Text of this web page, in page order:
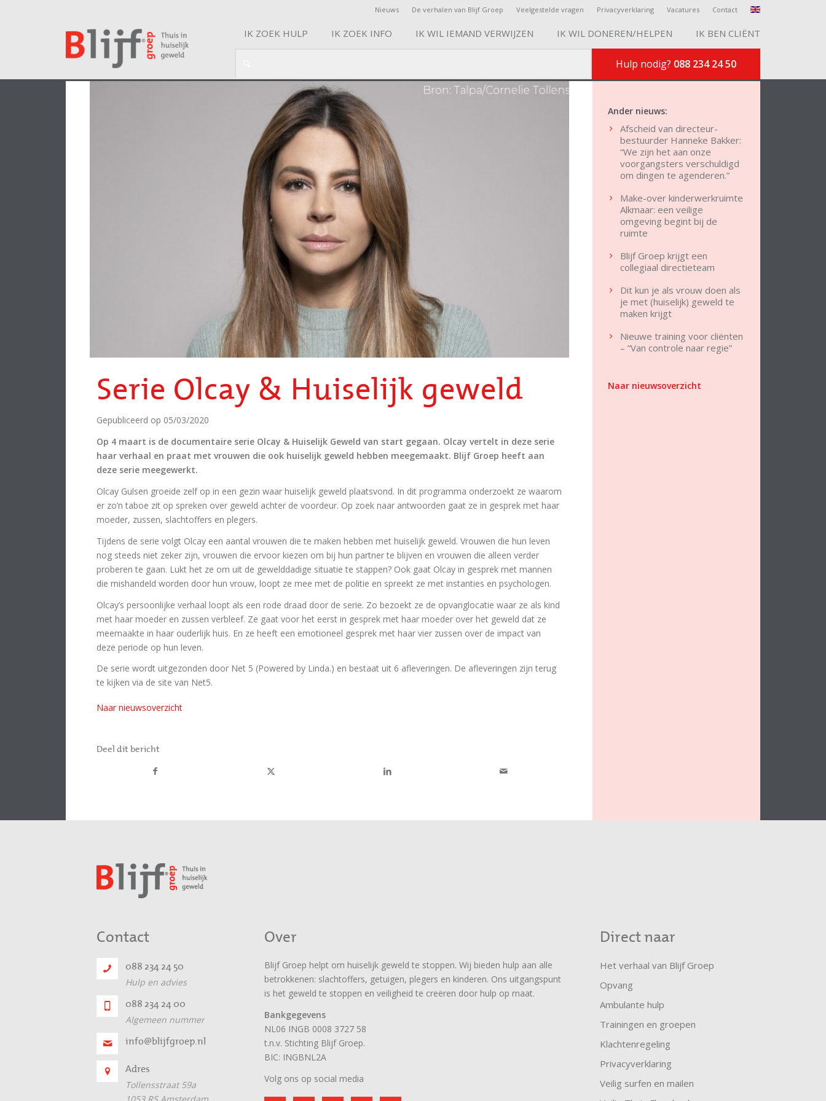
Nieuws De verhalen van Blijf Groep Veelgestelde vragen Privacyverklaring Vacatures Contact
Hulp nodig? 088 234 24 50
IK ZOEK HULP IK ZOEK INFO IK WIL IEMAND VERWIJZEN IK WIL DONEREN/HELPEN IK BEN CLIËNT
Serie Olcay & Huiselijk geweld
Gepubliceerd op 05/03/2020
Op 4 maart is de documentaire serie Olcay & Huiselijk Geweld van start gegaan. Olcay vertelt in deze serie
haar verhaal en praat met vrouwen die ook huiselijk geweld hebben meegemaakt. Blijf Groep heeft aan
deze serie meegewerkt.
Olcay Gulsen groeide zelf op in een gezin waar huiselijk geweld plaatsvond. In dit programma onderzoekt ze waarom
er zo’n taboe zit op spreken over geweld achter de voordeur. Op zoek naar antwoorden gaat ze in gesprek met haar
moeder, zussen, slachtoffers en plegers.
Tijdens de serie volgt Olcay een aantal vrouwen die te maken hebben met huiselijk geweld. Vrouwen die hun leven
nog steeds niet zeker zijn, vrouwen die ervoor kiezen om bij hun partner te blijven en vrouwen die alleen verder
proberen te gaan. Lukt het ze om uit de gewelddadige situatie te stappen? Ook gaat Olcay in gesprek met mannen
die mishandeld worden door hun vrouw, loopt ze mee met de politie en spreekt ze met instanties en psychologen.
Olcay’s persoonlijke verhaal loopt als een rode draad door de serie. Zo bezoekt ze de opvanglocatie waar ze als kind
met haar moeder en zussen verbleef. Ze gaat voor het eerst in gesprek met haar moeder over het geweld dat ze
meemaakte in haar ouderlijk huis. En ze heeft een emotioneel gesprek met haar vier zussen over de impact van
deze periode op hun leven.
De serie wordt uitgezonden door Net 5 (Powered by Linda.) en bestaat uit 6 afleveringen. De afleveringen zijn terug
te kijken via de site van Net5.
Naar nieuwsoverzicht
Deel dit bericht
Ander nieuws:
Afscheid van directeur-
bestuurder Hanneke Bakker:
“We zijn het aan onze
voorgangsters verschuldigd
om dingen te agenderen.”
Make-over kinderwerkruimte
Alkmaar: een veilige
omgeving begint bij de
ruimte
Blijf Groep krijgt een
collegiaal directieteam
Dit kun je als vrouw doen als
je met (huiselijk) geweld te
maken krijgt
Nieuwe training voor cliënten
– “Van controle naar regie”
Naar nieuwsoverzicht
Contact
088 234 24 50
Hulp en advies
088 234 24 00
Algemeen nummer
info@blijfgroep.nl
Adres
Tollensstraat 59a
Over
Blijf Groep helpt om huiselijk geweld te stoppen. Wij bieden hulp aan alle
betrokkenen: slachtoffers, getuigen, plegers en kinderen. Ons uitgangspunt
is het geweld te stoppen en veiligheid te creëren door hulp op maat.
Bankgegevens
NL06 INGB 0008 3727 58
t.n.v. Stichting Blijf Groep.
BIC: INGBNL2A
Volg ons op social media
Direct naar
Het verhaal van Blijf Groep
Opvang
Ambulante hulp
Trainingen en groepen
Klachtenregeling
Privacyverklaring
Veilig surfen en mailen